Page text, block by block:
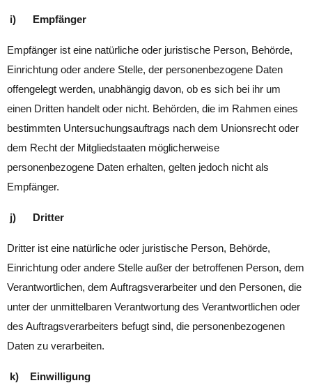
i) Empfänger
Empfänger ist eine natürliche oder juristische Person, Behörde,
Einrichtung oder andere Stelle, der personenbezogene Daten
offengelegt werden, unabhängig davon, ob es sich bei ihr um
einen Dritten handelt oder nicht. Behörden, die im Rahmen eines
bestimmten Untersuchungsauftrags nach dem Unionsrecht oder
dem Recht der Mitgliedstaaten möglicherweise
personenbezogene Daten erhalten, gelten jedoch nicht als
Empfänger.
j) Dritter
Dritter ist eine natürliche oder juristische Person, Behörde,
Einrichtung oder andere Stelle außer der betroffenen Person, dem
Verantwortlichen, dem Auftragsverarbeiter und den Personen, die
unter der unmittelbaren Verantwortung des Verantwortlichen oder
des Auftragsverarbeiters befugt sind, die personenbezogenen
Daten zu verarbeiten.
k) Einwilligung